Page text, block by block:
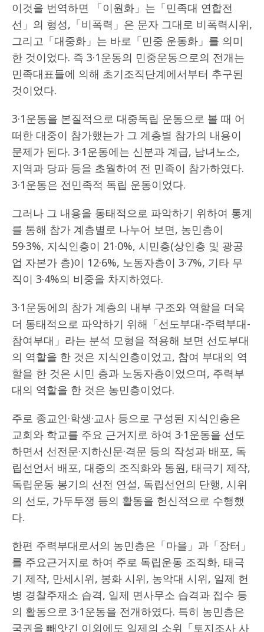
이것을 번역하면 「이원화」는「민족대 연합전
선」의 형성,「비폭력」은 문자 그대로 비폭력시위,
그리고「대중화」는 바로「민중 운동화」를 의미
한 것이었다. 즉 3·1운동의 민중운동으로의 전개는
민족대표들에 의해 초기조직단계에서부터 추구된
것이었다.
3·1운동을 본질적으로 대중독립 운동으로 볼 때 어
떠한 대중이 참가했는가 그 계층별 참가의 내용이
문제가 된다. 3·1운동에는 신분과 계급, 남녀노소,
지역과 당파 등을 초월하여 전 민족이 참가하였다.
3·1운동은 전민족적 독립 운동이었다.
그러나 그 내용을 동태적으로 파악하기 위하여 통계
를 통해 참가 계층별로 나누어 보면, 농민층이
59·3%, 지식인층이 21·0%, 시민층(상인층 및 광공
업 자본가 층)이 12·6%, 노동자층이 3·7%, 기타 무
직이 3·4%의 비중을 차지하였다.
3·1운동에의 참가 계층의 내부 구조와 역할을 더욱
더 동태적으로 파악하기 위해「선도부대-주력부대-
참여부대」라는 분석 모형을 적용해 보면 선도부대
의 역할을 한 것은 지식인층이었고, 참여 부대의 역
할을 한 것은 시민 층과 노동자층이었으며, 주력부
대의 역할을 한 것은 농민층이었다.
주로 종교인·학생·교사 등으로 구성된 지식인층은
교회와 학교를 주요 근거지로 하여 3·1운동을 선도
하면서 선전문·지하신문·격문 등의 작성과 배포, 독
립선언서 배포, 대중의 조직화와 동원, 태극기 제작,
독립운동 봉기의 선전 연설, 독립선언의 단행, 시위
의 선도, 가두투쟁 등의 활동을 헌신적으로 수행했
다.
한편 주력부대로서의 농민층은「마을」과「장터」
를 주요근거지로 하여 주로 독립운동 조직화, 태극
기 제작, 만세시위, 봉화 시위, 농악대 시위, 일제 헌
병 경찰주재소 습격, 일제 면사무소 습격과 접수 등
의 활동으로 3·1운동을 전개하였다. 특히 농민층은
국권을 빼앗긴 이외에도 일제의 소위「토지조사 사